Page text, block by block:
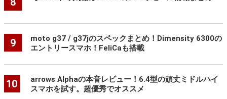
9
moto g37 / g37jのスペックまとめ！Dimensity 6300の
エントリースマホ！FeliCaも搭載
10
arrows Alphaの本音レビュー！6.4型の頑丈ミドルハイ
スマホを試す。超優秀でオススメ